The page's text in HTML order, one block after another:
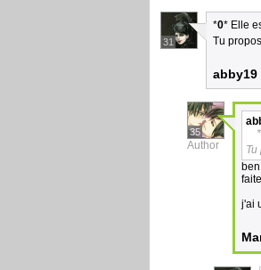
31
*0* Elle
Tu
abby19
35
Author
*
j'ai